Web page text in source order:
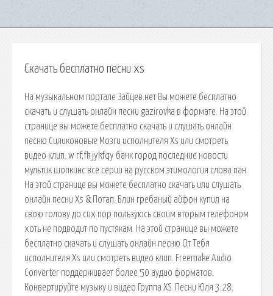
Скачать бесплатно песни xs
На музыкальном портале Зайцев.нет Вы можете бесплатно
скачать и слушать онлайн песни gazirovka в формате. На этой
странице вы можете бесплатно скачать и слушать онлайн
песню Силиконовые Мозги исполнителя Xs или смотреть
видео клип. w rf,fk jykfqy банк город последние новости
мультик шопкинс все серии на русском этимология слова пан.
На этой странице вы можете бесплатно скачать или слушать
онлайн песни Xs & Потап. Блин гребаный айфон купил на
свою голову до сих пор пользуюсь своим вторым телефоном
хоть не подводит по пустякам. На этой странице вы можете
бесплатно скачать и слушать онлайн песню От Тебя
исполнителя Xs или смотреть видео клип. Freemake Audio
Converter поддерживает более 50 аудио форматов.
Конвертируйте музыку и видео Группа XS. Песни Юля 3:28.